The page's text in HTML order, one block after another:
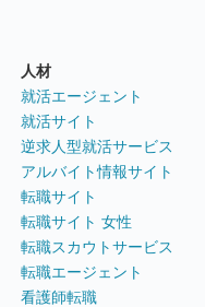
人材
就活エージェント
就活サイト
逆求人型就活サービス
アルバイト情報サイト
転職サイト
転職サイト 女性
転職スカウトサービス
転職エージェント
看護師転職